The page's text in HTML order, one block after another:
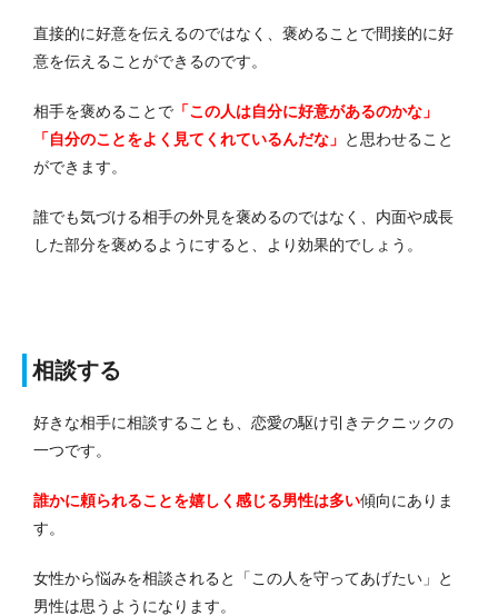
直接的に好意を伝えるのではなく、褒めることで間接的に好
意を伝えることができるのです。
相手を褒めることで 「この人は自分に好意があるのかな」
「自分のことをよく見てくれているんだな」 と思わせること
ができます。
誰でも気づける相手の外見を褒めるのではなく、内面や成長
した部分を褒めるようにすると、より効果的でしょう。
相談する
好きな相手に相談することも、恋愛の駆け引きテクニックの
一つです。
誰かに頼られることを嬉しく感じる男性は多い傾向にありま
す。
女性から悩みを相談されると「この人を守ってあげたい」と
男性は思うようになります。